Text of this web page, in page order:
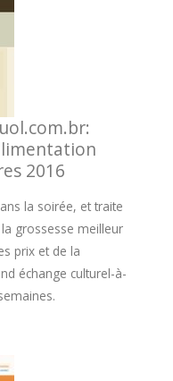
2016
la soirée, et traite
grossesse meilleur
prix et de la
échange culturel-à-